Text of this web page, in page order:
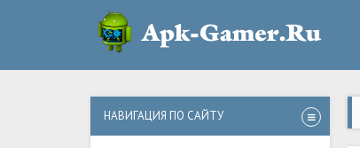
НАВИГАЦИЯ ПО САЙТУ